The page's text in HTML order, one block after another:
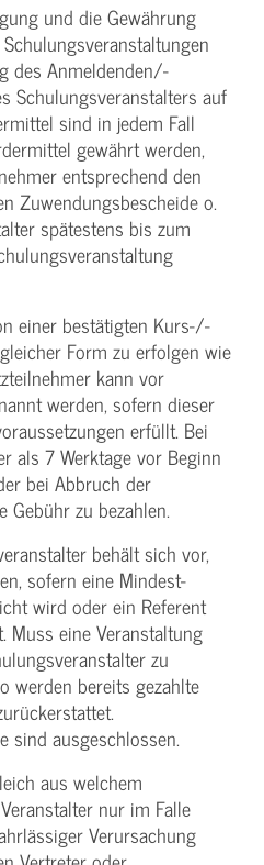
und die Gewährung
des Anmeldenden/­
Schulungs­veranstalters auf
sind in jedem Fall
gewährt werden,
entsprechend den
Zuwendungs­bescheide o.
spätestens bis zum
einer bestätigten Kurs-/­
Form zu erfolgen wie
kann vor
werden, sofern dieser
erfüllt. Bei
als 7 Werktage vor Beginn
bei Abbruch der
Gebühr zu bezahlen.
behält sich vor,
sofern eine Mindest­
wird oder ein Referent
Muss eine Veranstaltung
zu
werden bereits gezahlte
sind ausgeschlossen.
aus welchem
nur im Falle
Verursachung